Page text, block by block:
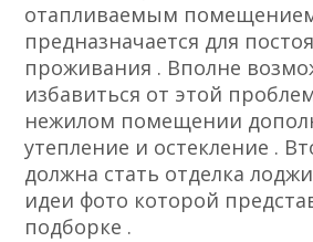
отапливаемым
предназначается для
проживания . Вполне
избавиться от этой
нежилом помещении
утепление и остекление .
должна стать отделка
идеи фото которой
подборке .